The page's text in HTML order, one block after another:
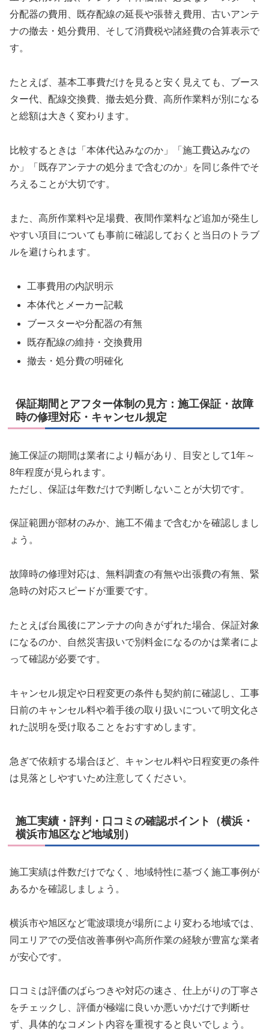
分配器の費用、既存配線の延長や張替え費用、古いアンテ
ナの撤去・処分費用、そして消費税や諸経費の合算表示で
す。
たとえば、基本工事費だけを見ると安く見えても、ブース
ター代、配線交換費、撤去処分費、高所作業料が別になる
と総額は大きく変わります。
比較するときは「本体代込みなのか」「施工費込みなの
か」「既存アンテナの処分まで含むのか」を同じ条件でそ
ろえることが大切です。
また、高所作業料や足場費、夜間作業料など追加が発生し
やすい項目についても事前に確認しておくと当日のトラブ
ルを避けられます。
工事費用の内訳明示
本体代とメーカー記載
ブースターや分配器の有無
既存配線の維持・交換費用
撤去・処分費の明確化
保証期間とアフター体制の見方：施工保証・故障
時の修理対応・キャンセル規定
施工保証の期間は業者により幅があり、目安として1年～
8年程度が見られます。
ただし、保証は年数だけで判断しないことが大切です。
保証範囲が部材のみか、施工不備まで含むかを確認しまし
ょう。
故障時の修理対応は、無料調査の有無や出張費の有無、緊
急時の対応スピードが重要です。
たとえば台風後にアンテナの向きがずれた場合、保証対象
になるのか、自然災害扱いで別料金になるのかは業者によ
って確認が必要です。
キャンセル規定や日程変更の条件も契約前に確認し、工事
日前のキャンセル料や着手後の取り扱いについて明文化さ
れた説明を受け取ることをおすすめします。
急ぎで依頼する場合ほど、キャンセル料や日程変更の条件
は見落としやすいため注意してください。
施工実績・評判・口コミの確認ポイント（横浜・
横浜市旭区など地域別）
施工実績は件数だけでなく、地域特性に基づく施工事例が
あるかを確認しましょう。
横浜市や旭区など電波環境が場所により変わる地域では、
同エリアでの受信改善事例や高所作業の経験が豊富な業者
が安心です。
口コミは評価のばらつきや対応の速さ、仕上がりの丁寧さ
をチェックし、評価が極端に良いか悪いかだけで判断せ
ず、具体的なコメント内容を重視すると良いでしょう。